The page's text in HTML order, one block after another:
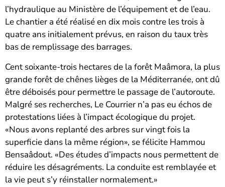
l’hydraulique au Ministère de l’équipement et de l’eau.
Le chantier a été réalisé en dix mois contre les trois à
quatre ans initialement prévus, en raison du taux très
bas de remplissage des barrages.
Cent soixante-trois hectares de la forêt Maâmora, la plus
grande forêt de chênes lièges de la Méditerranée, ont dû
être déboisés pour permettre le passage de l’autoroute.
Malgré ses recherches, Le Courrier n’a pas eu échos de
protestations liées à l’impact écologique du projet.
«Nous avons replanté des arbres sur vingt fois la
superficie dans la même région», se félicite Hammou
Bensaâdout. «Des études d’impacts nous permettent de
réduire les désagréments. La conduite est remblayée et
la vie peut s’y réinstaller normalement.»